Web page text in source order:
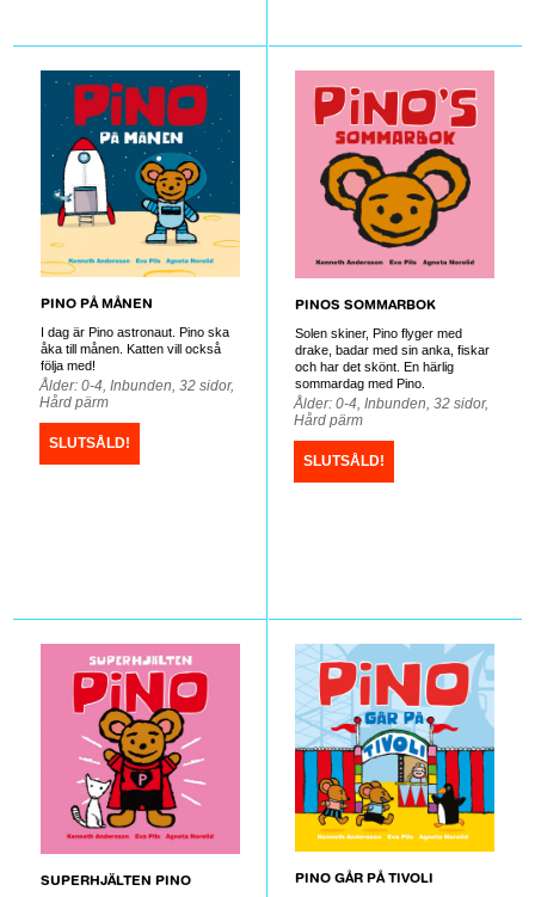
PINO PÅ MÅNEN
I dag är Pino astronaut. Pino ska
åka till månen. Katten vill också
följa med!
Ålder: 0-4, Inbunden, 32 sidor,
Hård pärm
SLUTSÅLD!
SUPERHJÄLTEN PINO
PINOS SOMMARBOK
Solen skiner, Pino flyger med
drake, badar med sin anka, fiskar
och har det skönt. En härlig
sommardag med Pino.
Ålder: 0-4, Inbunden, 32 sidor,
Hård pärm
SLUTSÅLD!
PINO GÅR PÅ TIVOLI